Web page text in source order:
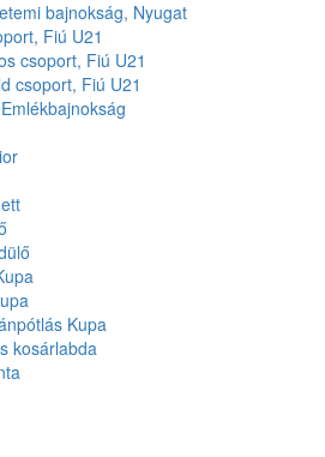
bajnokság, Nyugat
Fiú U21
csoport, Fiú U21
csoport, Fiú U21
Kupa
kosárlabda